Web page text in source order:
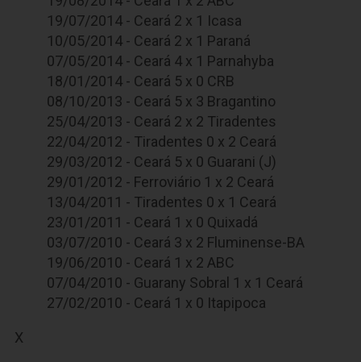
19/07/2014 - Ceará 2 x 1 Icasa
10/05/2014 - Ceará 2 x 1 Paraná
07/05/2014 - Ceará 4 x 1 Parnahyba
18/01/2014 - Ceará 5 x 0 CRB
08/10/2013 - Ceará 5 x 3 Bragantino
25/04/2013 - Ceará 2 x 2 Tiradentes
22/04/2012 - Tiradentes 0 x 2 Ceará
29/03/2012 - Ceará 5 x 0 Guarani (J)
29/01/2012 - Ferroviário 1 x 2 Ceará
13/04/2011 - Tiradentes 0 x 1 Ceará
23/01/2011 - Ceará 1 x 0 Quixadá
03/07/2010 - Ceará 3 x 2 Fluminense-BA
19/06/2010 - Ceará 1 x 2 ABC
07/04/2010 - Guarany Sobral 1 x 1 Ceará
27/02/2010 - Ceará 1 x 0 Itapipoca
X